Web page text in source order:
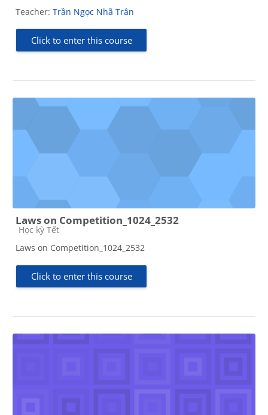
Teacher: Trần Ngọc Nhã Trân
Click to enter this course
Laws on Competition_1024_2532
Course category
Học kỳ Tết
Laws on Competition_1024_2532
Click to enter this course